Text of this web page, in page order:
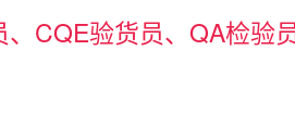
CQE验货员、QA检验员